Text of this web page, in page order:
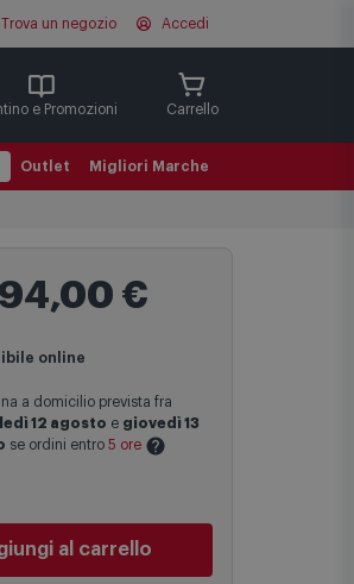
Trova un negozio Accedi
e Promozioni Carrello
Outlet Migliori Marche
€
online
a domicilio prevista fra
12 agosto e giovedì 13
se ordini entro 5 ore
per la consegna sono
basata sulle
consegna in possesso di
presso